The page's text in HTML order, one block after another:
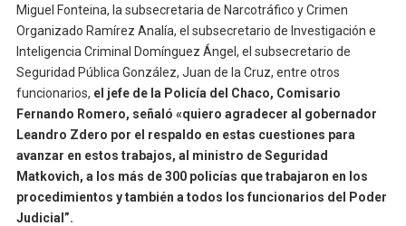
Miguel Fonteina, la subsecretaria de Narcotráfico y Crimen
Organizado Ramírez Analía, el subsecretario de Investigación e
Inteligencia Criminal Domínguez Ángel, el subsecretario de
Seguridad Pública González, Juan de la Cruz, entre otros
funcionarios, el jefe de la Policía del Chaco, Comisario
Fernando Romero, señaló «quiero agradecer al gobernador
Leandro Zdero por el respaldo en estas cuestiones para
avanzar en estos trabajos, al ministro de Seguridad
Matkovich, a los más de 300 policías que trabajaron en los
procedimientos y también a todos los funcionarios del Poder
Judicial”.